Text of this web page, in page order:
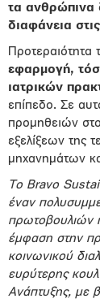
τα ανθρώπινα
διαφάνεια
εφαρμογή,
ιατρικών
επίπεδο. Σε
προμηθειών
εξελίξεων της
μηχανημάτων
Το Bravo
έναν
πρωτοβουλιών
έμφαση στην
κοινωνικού
ευρύτερης
Ανάπτυξης, με